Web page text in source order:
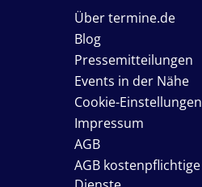
Über termine.de
Blog
Pressemitteilungen
Events in der Nähe
Cookie-Einstellungen
Impressum
AGB
AGB kostenpflichtige